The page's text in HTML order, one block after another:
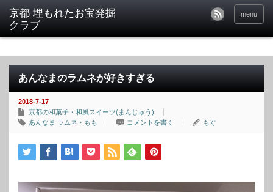
京都 埋もれたお宝発掘
クラブ
menu
あんなまのラムネが好きすぎる
2018-7-17
京都の和菓子・和風スイーツ(まんじゅう)
あんなま ラムネ・もも
コメントを書く もぐ